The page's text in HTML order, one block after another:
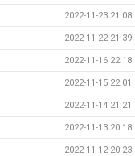
2022-11-23 21:08
2022-11-22 21:39
2022-11-16 22:18
2022-11-15 22:01
2022-11-14 21:21
2022-11-13 20:18
2022-11-12 20:23